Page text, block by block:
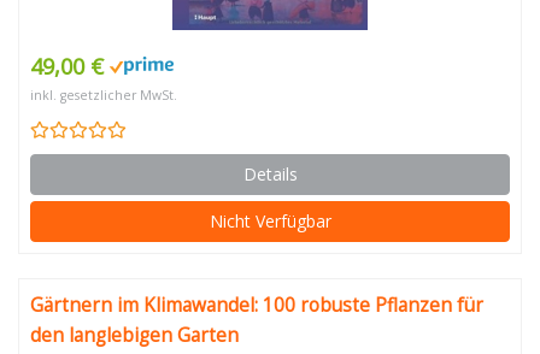
49,00 €
inkl. gesetzlicher MwSt.
Details
Nicht Verfügbar
Gärtnern im Klimawandel: 100 robuste Pflanzen für
den langlebigen Garten